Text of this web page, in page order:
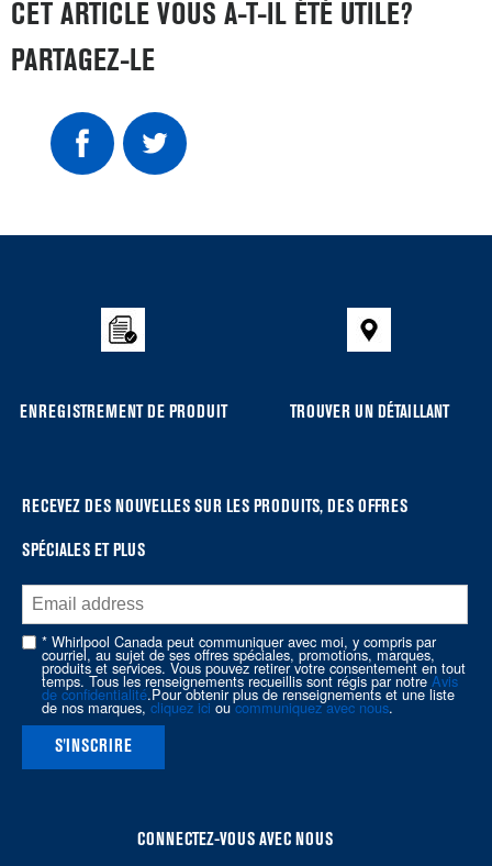
CET ARTICLE VOUS A-T-IL ÉTÉ UTILE?
PARTAGEZ-LE
you
end
page
ENREGISTREMENT DE PRODUIT TROUVER UN DÉTAILLANT
RECEVEZ DES NOUVELLES SUR LES PRODUITS, DES OFFRES
SPÉCIALES ET PLUS
* Whirlpool Canada peut communiquer avec moi, y compris par
courriel, au sujet de ses offres spéciales, promotions, marques,
produits et services. Vous pouvez retirer votre consentement en tout
temps. Tous les renseignements recueillis sont régis par notreAvis
de confidentialité.Pour obtenir plus de renseignements et une liste
de nos marques,cliquez icioucommuniquez avec nous.
S'INSCRIRE
CONNECTEZ-VOUS AVEC NOUS